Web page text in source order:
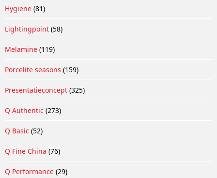
Hygiëne (81)
Lightingpoint (58)
Melamine (119)
Porcelite seasons (159)
Presentatieconcept (325)
Q Authentic (273)
Q Basic (52)
Q Fine China (76)
Q Performance (29)